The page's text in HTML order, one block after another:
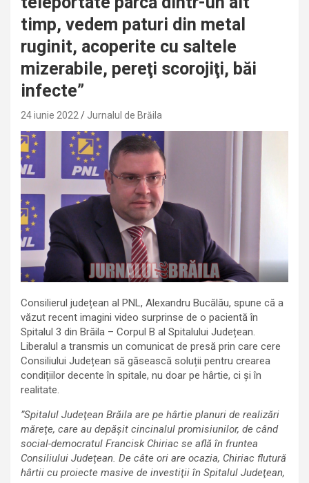
timp, vedem paturi din metal
ruginit, acoperite cu saltele
mizerabile, pereţi scorojiţi, băi
infecte”
24 iunie 2022 Jurnalul de Brăila
Consilierul județean al PNL, Alexandru Bucălău, spune că a
văzut recent imagini video surprinse de o pacientă în
Spitalul 3 din Brăila – Corpul B al Spitalului Județean.
Liberalul a transmis un comunicat de presă prin care cere
Consiliului Județean să găsească soluții pentru crearea
condițiilor decente în spitale, nu doar pe hârtie, ci și în
realitate.
”Spitalul Judeţean Brăila are pe hârtie planuri de realizări
măreţe, care au depăşit cincinalul promisiunilor, de când
social-democratul Francisk Chiriac se află în fruntea
Consiliului Judeţean. De câte ori are ocazia, Chiriac flutură
hârtii cu proiecte masive de investiţii în Spitalul Judeţean,